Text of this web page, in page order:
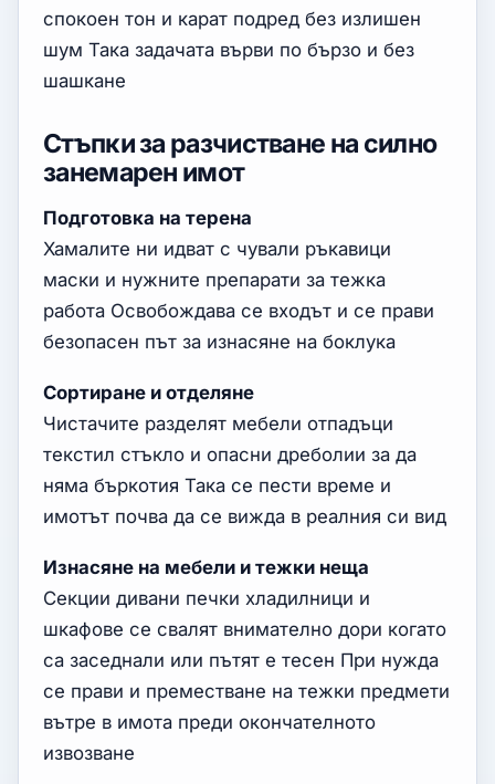
спокоен тон и карат подред без излишен
шум Така задачата върви по бързо и без
шашкане
Стъпки за разчистване на силно
занемарен имот
Подготовка на терена
Хамалите ни идват с чували ръкавици
маски и нужните препарати за тежка
работа Освобождава се входът и се прави
безопасен път за изнасяне на боклука
Сортиране и отделяне
Чистачите разделят мебели отпадъци
текстил стъкло и опасни дреболии за да
няма бъркотия Така се пести време и
имотът почва да се вижда в реалния си вид
Изнасяне на мебели и тежки неща
Секции дивани печки хладилници и
шкафове се свалят внимателно дори когато
са заседнали или пътят е тесен При нужда
се прави и преместване на тежки предмети
вътре в имота преди окончателното
извозване